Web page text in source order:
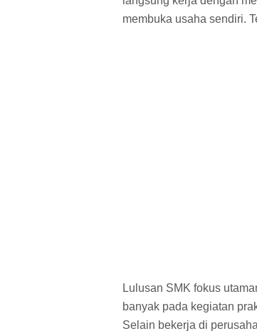
membuka usaha sendiri.
Lulusan SMK fokus
banyak pada kegiatan
Selain bekerja di